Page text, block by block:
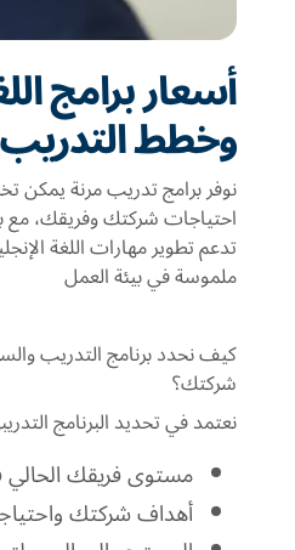
أسعار برامج
وخطط التدريب
نوفر برامج تدريب مرنة يمكن
احتياجات شركتك وفريقك، مع
تدعم تطوير مهارات اللغة
ملموسة في بيئة العمل
كيف نحدد برنامج التدريب
شركتك؟
نعتمد في تحديد البرنامج
مستوى فريقك الحالي
أهداف شركتك